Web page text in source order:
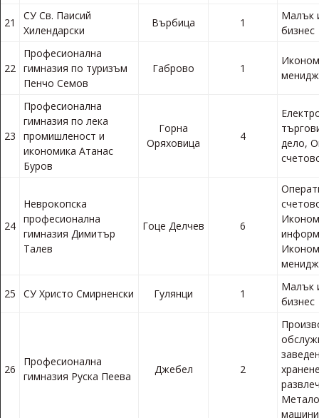
21
СУ Св. Паисий
Хилендарски
Върбица 1
Малък
бизнес
22
Професионална
гимназия по туризъм
Пенчо Семов
Габрово 1
23
Професионална
гимназия по лека
промишленост и
икономика Атанас
Буров
Горна
Оряховица
4
дело,
24
Неврокопска
професионална
гимназия Димитър
Талев
Гоце Делчев 6
25 СУ Христо Смирненски Гулянци 1
Малък
бизнес
26
Професионална
гимназия Руска Пеева
Джебел 2
машини